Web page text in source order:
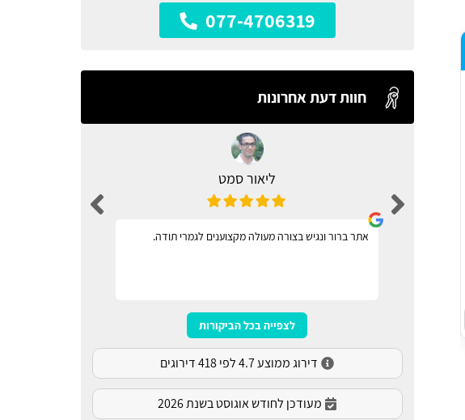
077-4706319
חוות דעת אחרונות
ליאור סמט
אתר ברור ונגיש בצורה מעולה מקצוענים לגמרי תודה.
לצפייה בכל הביקורות
דירוג ממוצע 4.7 לפי 418 דירוגים
מעודכן לחודש אוגוסט בשנת 2026